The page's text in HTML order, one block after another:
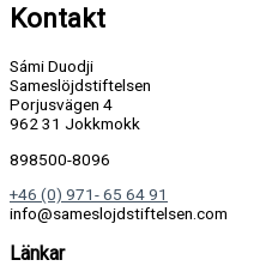
Kontakt
Sámi Duodji
Sameslöjdstiftelsen
Porjusvägen 4
962 31 Jokkmokk
898500-8096
+46 (0) 971- 65 64 91
info@sameslojdstiftelsen.com
Länkar